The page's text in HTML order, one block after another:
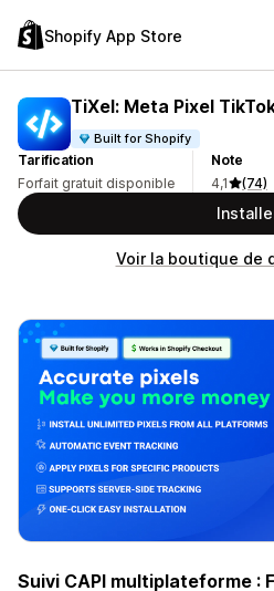
Shopify App Store
TiXel: Meta Pixel
Built for Shopify
Tarification
Forfait gratuit disponible
Note
4,1
(74)
Voir la boutique de
Suivi CAPI multiplateforme :